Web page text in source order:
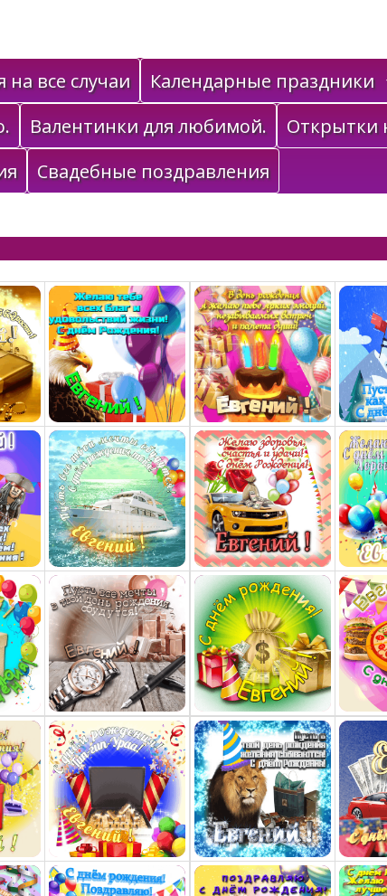
все случаи
Календарные праздники
Валентинки для любимой.
Открытки
Свадебные поздравления